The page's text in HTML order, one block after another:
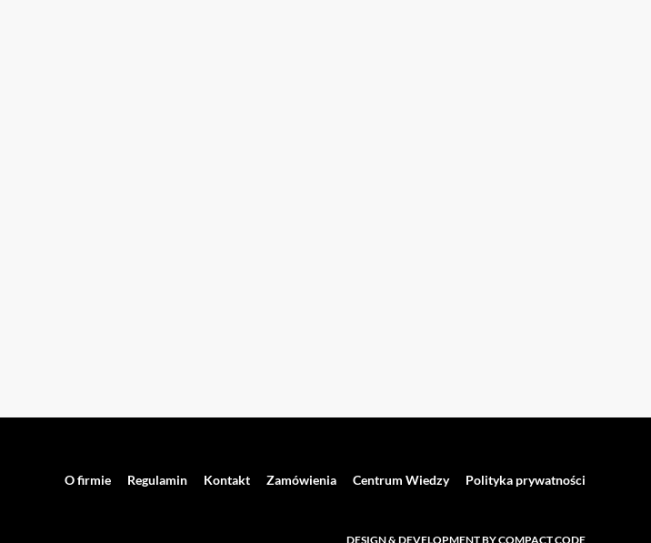
O firmie Regulamin Kontakt Zamówienia Centrum Wiedzy Polityka prywatności
DESIGN & DEVELOPMENT BY COMPACT CODE